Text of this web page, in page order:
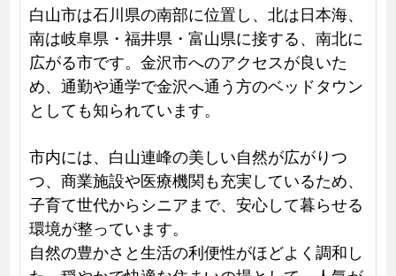
白山市は石川県の南部に位置し、北は日本海、
南は岐阜県・福井県・富山県に接する、南北に
広がる市です。金沢市へのアクセスが良いた
め、通勤や通学で金沢へ通う方のベッドタウン
としても知られています。
市内には、白山連峰の美しい自然が広がりつ
つ、商業施設や医療機関も充実しているため、
子育て世代からシニアまで、安心して暮らせる
環境が整っています。
自然の豊かさと生活の利便性がほどよく調和し